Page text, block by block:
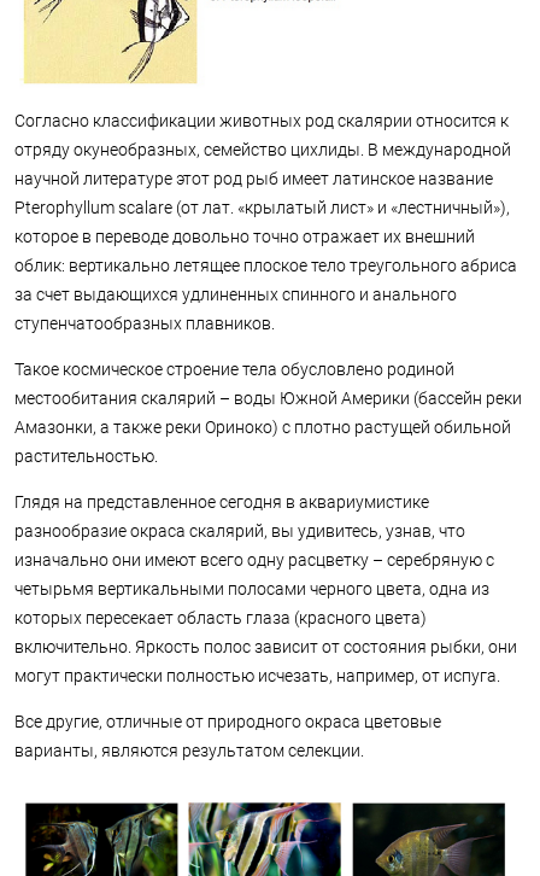
Согласно классификации животных род скалярии относится к
отряду окунеобразных, семейство цихлиды. В международной
научной литературе этот род рыб имеет латинское название
Pterophyllum scalare (от лат. «крылатый лист» и «лестничный»),
которое в переводе довольно точно отражает их внешний
облик: вертикально летящее плоское тело треугольного абриса
за счет выдающихся удлиненных спинного и анального
ступенчатообразных плавников.
Такое космическое строение тела обусловлено родиной
местообитания скалярий – воды Южной Америки (бассейн реки
Амазонки, а также реки Ориноко) с плотно растущей обильной
растительностью.
Глядя на представленное сегодня в аквариумистике
разнообразие окраса скалярий, вы удивитесь, узнав, что
изначально они имеют всего одну расцветку – серебряную с
четырьмя вертикальными полосами черного цвета, одна из
которых пересекает область глаза (красного цвета)
включительно. Яркость полос зависит от состояния рыбки, они
могут практически полностью исчезать, например, от испуга.
Все другие, отличные от природного окраса цветовые
варианты, являются результатом селекции.